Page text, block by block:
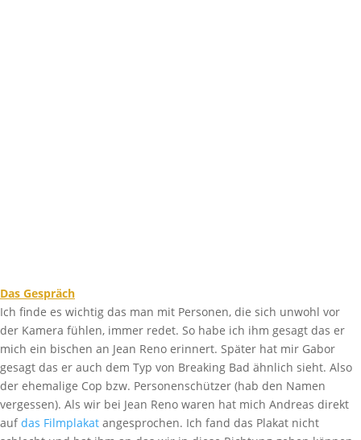
Das Gespräch
Ich finde es wichtig das man mit Personen, die sich unwohl vor
der Kamera fühlen, immer redet. So habe ich ihm gesagt das er
mich ein bischen an Jean Reno erinnert. Später hat mir Gabor
gesagt das er auch dem Typ von Breaking Bad ähnlich sieht. Also
der ehemalige Cop bzw. Personenschützer (hab den Namen
vergessen). Als wir bei Jean Reno waren hat mich Andreas direkt
aufdas Filmplakat angesprochen. Ich fand das Plakat nicht